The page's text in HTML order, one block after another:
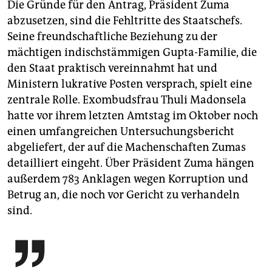
Die Gründe für den Antrag, Präsident Zuma
abzusetzen, sind die Fehltritte des Staatschefs.
Seine freundschaftliche Beziehung zu der
mächtigen indischstämmigen Gupta-Familie, die
den Staat praktisch vereinnahmt hat und
Ministern lukrative Posten versprach, spielt eine
zentrale Rolle. Exombudsfrau Thuli Madonsela
hatte vor ihrem letzten Amtstag im Oktober noch
einen umfangreichen Untersuchungsbericht
abgeliefert, der auf die Machenschaften Zumas
detailliert eingeht. Über Präsident Zuma hängen
außerdem 783 Anklagen wegen Korruption und
Betrug an, die noch vor Gericht zu verhandeln
sind.
